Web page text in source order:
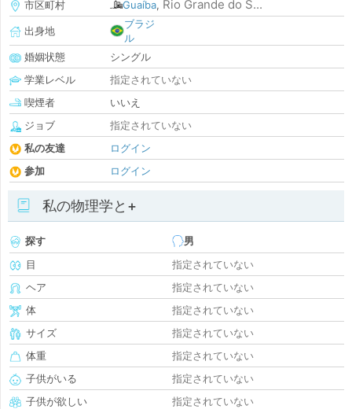
市区町村
Guaíba, Rio Grande do S...
出身地
ブラジ
ル
婚姻状態
シングル
学業レベル
指定されていない
喫煙者
いいえ
ジョブ
指定されていない
私の友達
ログイン
参加
ログイン
私の物理学と+
探す
男
目
指定されていない
ヘア
指定されていない
体
指定されていない
サイズ
指定されていない
体重
指定されていない
子供がいる
指定されていない
子供が欲しい
指定されていない